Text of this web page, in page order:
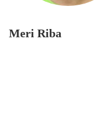
Meri Riba